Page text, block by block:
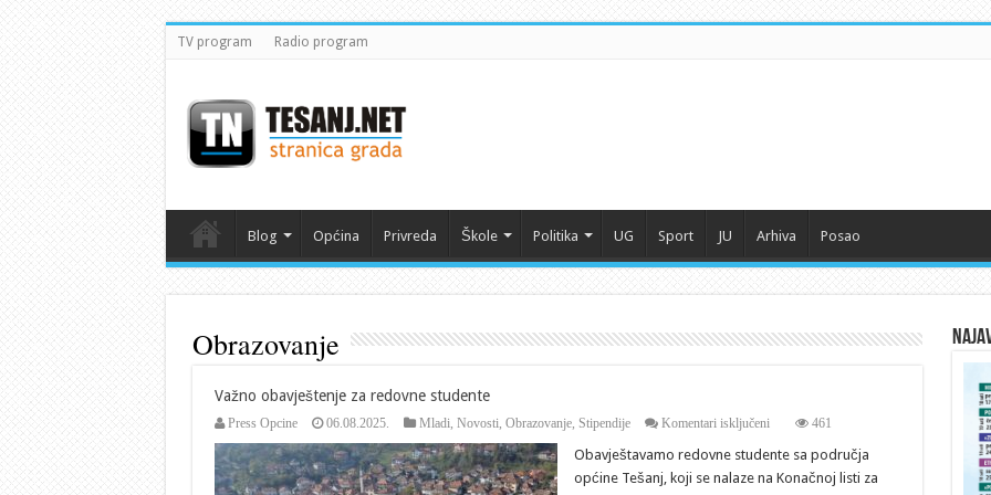
TV program Radio program
Blog Općina Privreda Škole Politika UG Sport JU Arhiva Posao
Obrazovanje
Važno obavještenje za redovne studente
Press Opcine 06.08.2025. Mladi, Novosti, Obrazovanje, Stipendije Komentari isključeniza
obavještenje
za
461
Obavještavamo redovne studente sa područja
općine Tešanj, koji se nalaze na Konačnoj listi za